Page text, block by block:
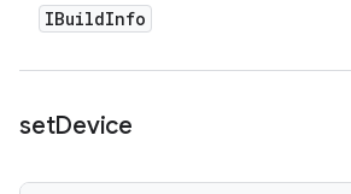
IBuildInfo
setDevice